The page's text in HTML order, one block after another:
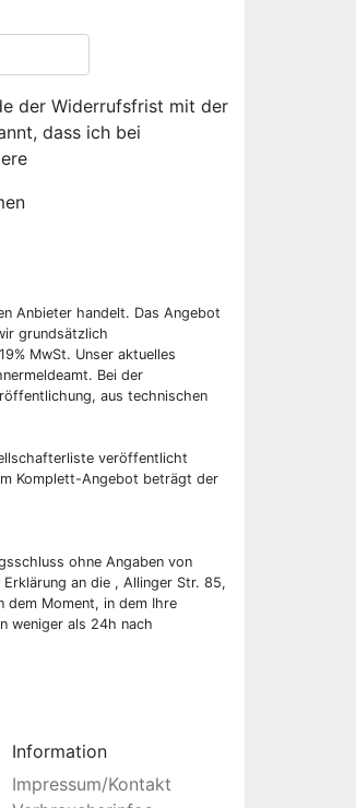
der Widerrufsfrist mit der
dass ich bei
Anbieter handelt. Das Angebot
grundsätzlich
MwSt. Unser aktuelles
Bei der
aus technischen
veröffentlicht
Komplett-Angebot beträgt der
ohne Angaben von
an die , Allinger Str. 85,
dem Moment, in dem Ihre
weniger als 24h nach
Information
Impressum/Kontakt